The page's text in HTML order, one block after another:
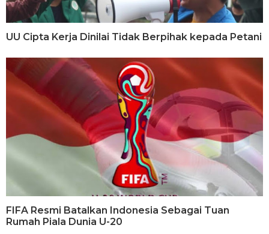
UU Cipta Kerja Dinilai Tidak Berpihak kepada Petani
FIFA Resmi Batalkan Indonesia Sebagai Tuan
Rumah Piala Dunia U-20